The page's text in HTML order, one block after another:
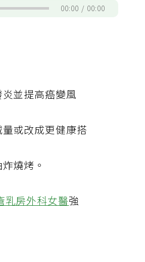
00:00 00:00
並提高癌變風
或改成更健康搭
燒烤。
乳房外科女醫強